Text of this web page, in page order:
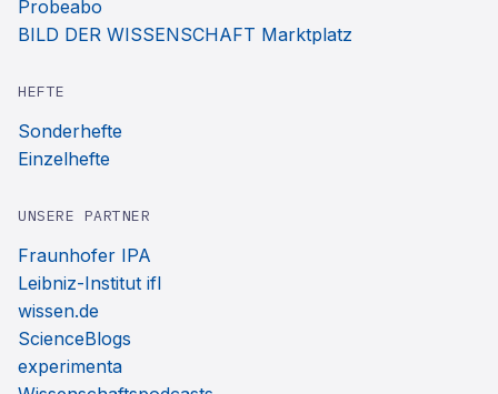
Probeabo
BILD DER WISSENSCHAFT Marktplatz
HEFTE
Sonderhefte
Einzelhefte
UNSERE PARTNER
Fraunhofer IPA
Leibniz-Institut ifl
wissen.de
ScienceBlogs
experimenta